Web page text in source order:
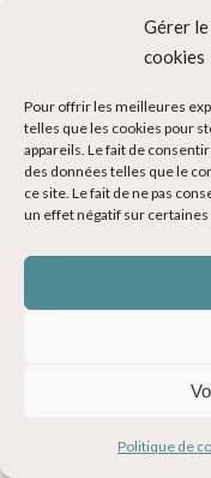
Gérer
cookies
Pour offrir les meilleures
telles que les cookies pour
appareils. Le fait de
des données telles que le
ce site. Le fait de ne pas
un effet négatif sur
Politique de
NOM*
E-MAIL*
M'INSCRIRE POUR